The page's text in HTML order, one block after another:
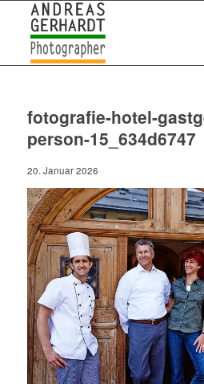
fotografie-hotel-
person-15_634d6747
20. Januar 2026